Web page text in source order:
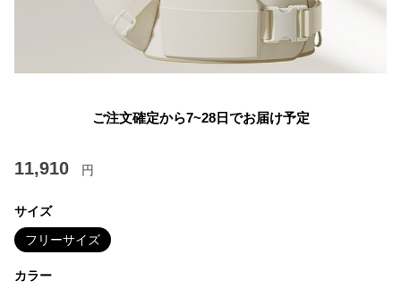
ご注文確定から7~28日でお届け予定
11,910 円
サイズ
フリーサイズ
カラー